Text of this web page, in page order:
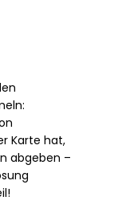
Karte hat,
abgeben –